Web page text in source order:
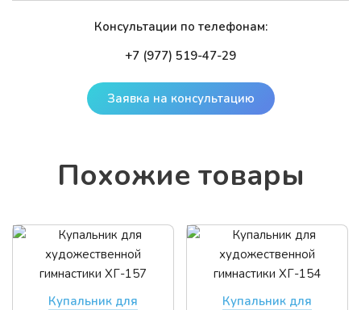
Консультации по телефонам:
+7 (977) 519-47-29
Заявка на консультацию
По­хо­жие то­ва­ры
Купальник для
Купальник для